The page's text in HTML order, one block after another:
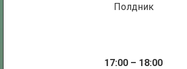
Полдник
17:00 – 18:00